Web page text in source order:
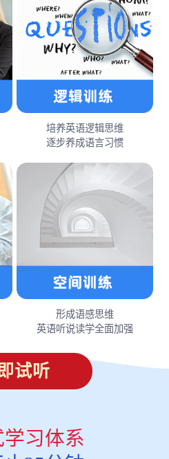
培养英语逻辑思维
逐步养成语言习惯
形成语感思维
英语听说读学全面加强
试听
习体系